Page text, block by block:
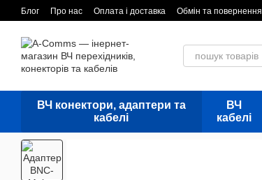
Перейти до основного контенту
Блог Про нас Оплата і доставка Обмін та повернення
ВЧ конектори, адаптери та
кабелі
ВЧ
кабелі